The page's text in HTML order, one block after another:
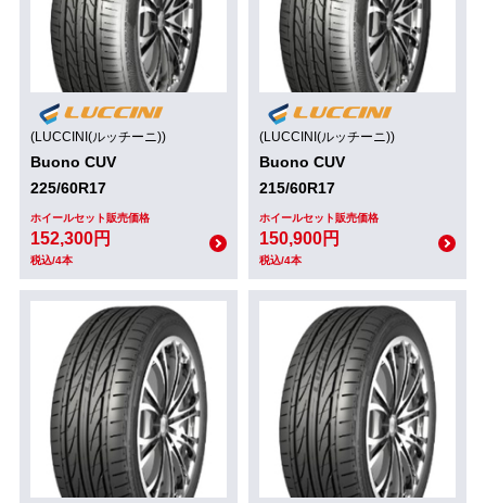
(LUCCINI(ルッチーニ))
Buono CUV
225/60R17
ホイールセット販売価格
152,300円
税込/4本
(LUCCINI(ルッチーニ))
Buono CUV
215/60R17
ホイールセット販売価格
150,900円
税込/4本